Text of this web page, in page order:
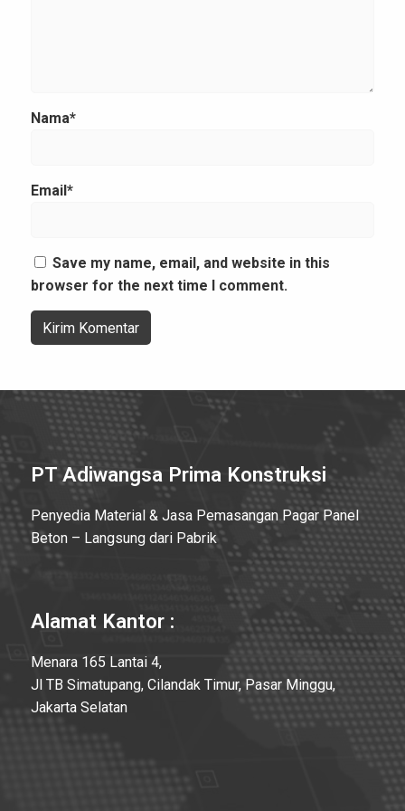
Nama*
Email*
Save my name, email, and website in this
browser for the next time I comment.
PT Adiwangsa Prima Konstruksi
Penyedia Material & Jasa Pemasangan Pagar Panel
Beton – Langsung dari Pabrik
Alamat Kantor :
Menara 165 Lantai 4,
Jl TB Simatupang, Cilandak Timur, Pasar Minggu,
Jakarta Selatan